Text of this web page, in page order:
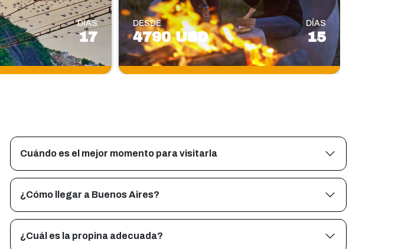
DÍAS
17
DESDE
4790 USD
DÍAS
15
Cuándo es el mejor momento para visitarla
¿Cómo llegar a Buenos Aires?
¿Cuál es la propina adecuada?